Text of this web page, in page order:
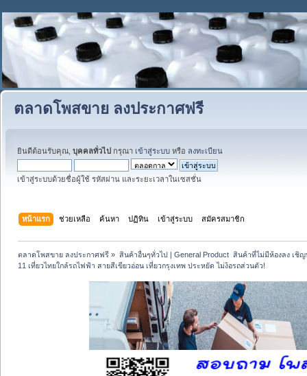
ตลาดโพสขาย ลงประกาศฟรี
ยินดีต้อนรับคุณ, บุคคลทั่วไป กรุณา เข้าสู่ระบบ หรือ ลงทะเบียน
เข้าสู่ระบบด้วยชื่อผู้ใช้ รหัสผ่าน และระยะเวลาในเซสชั่น
หน้าแรก ช่วยเหลือ ค้นหา ปฏิทิน เข้าสู่ระบบ สมัครสมาชิก
ตลาดโพสขาย ลงประกาศฟรี » สินค้าอื่นๆทั่วไป | General Product  สินค้าที่ไม่มีห้องลง เชิญ
11 เที่ยวไทยใกล้รถไฟฟ้า สายสีเขียวอ่อน เที่ยวกรุงเทพ ประหยัด ไม่ง้อรถส่วนตัว!